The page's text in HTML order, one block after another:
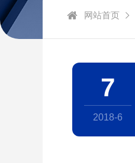
网站首页
7
2018-6